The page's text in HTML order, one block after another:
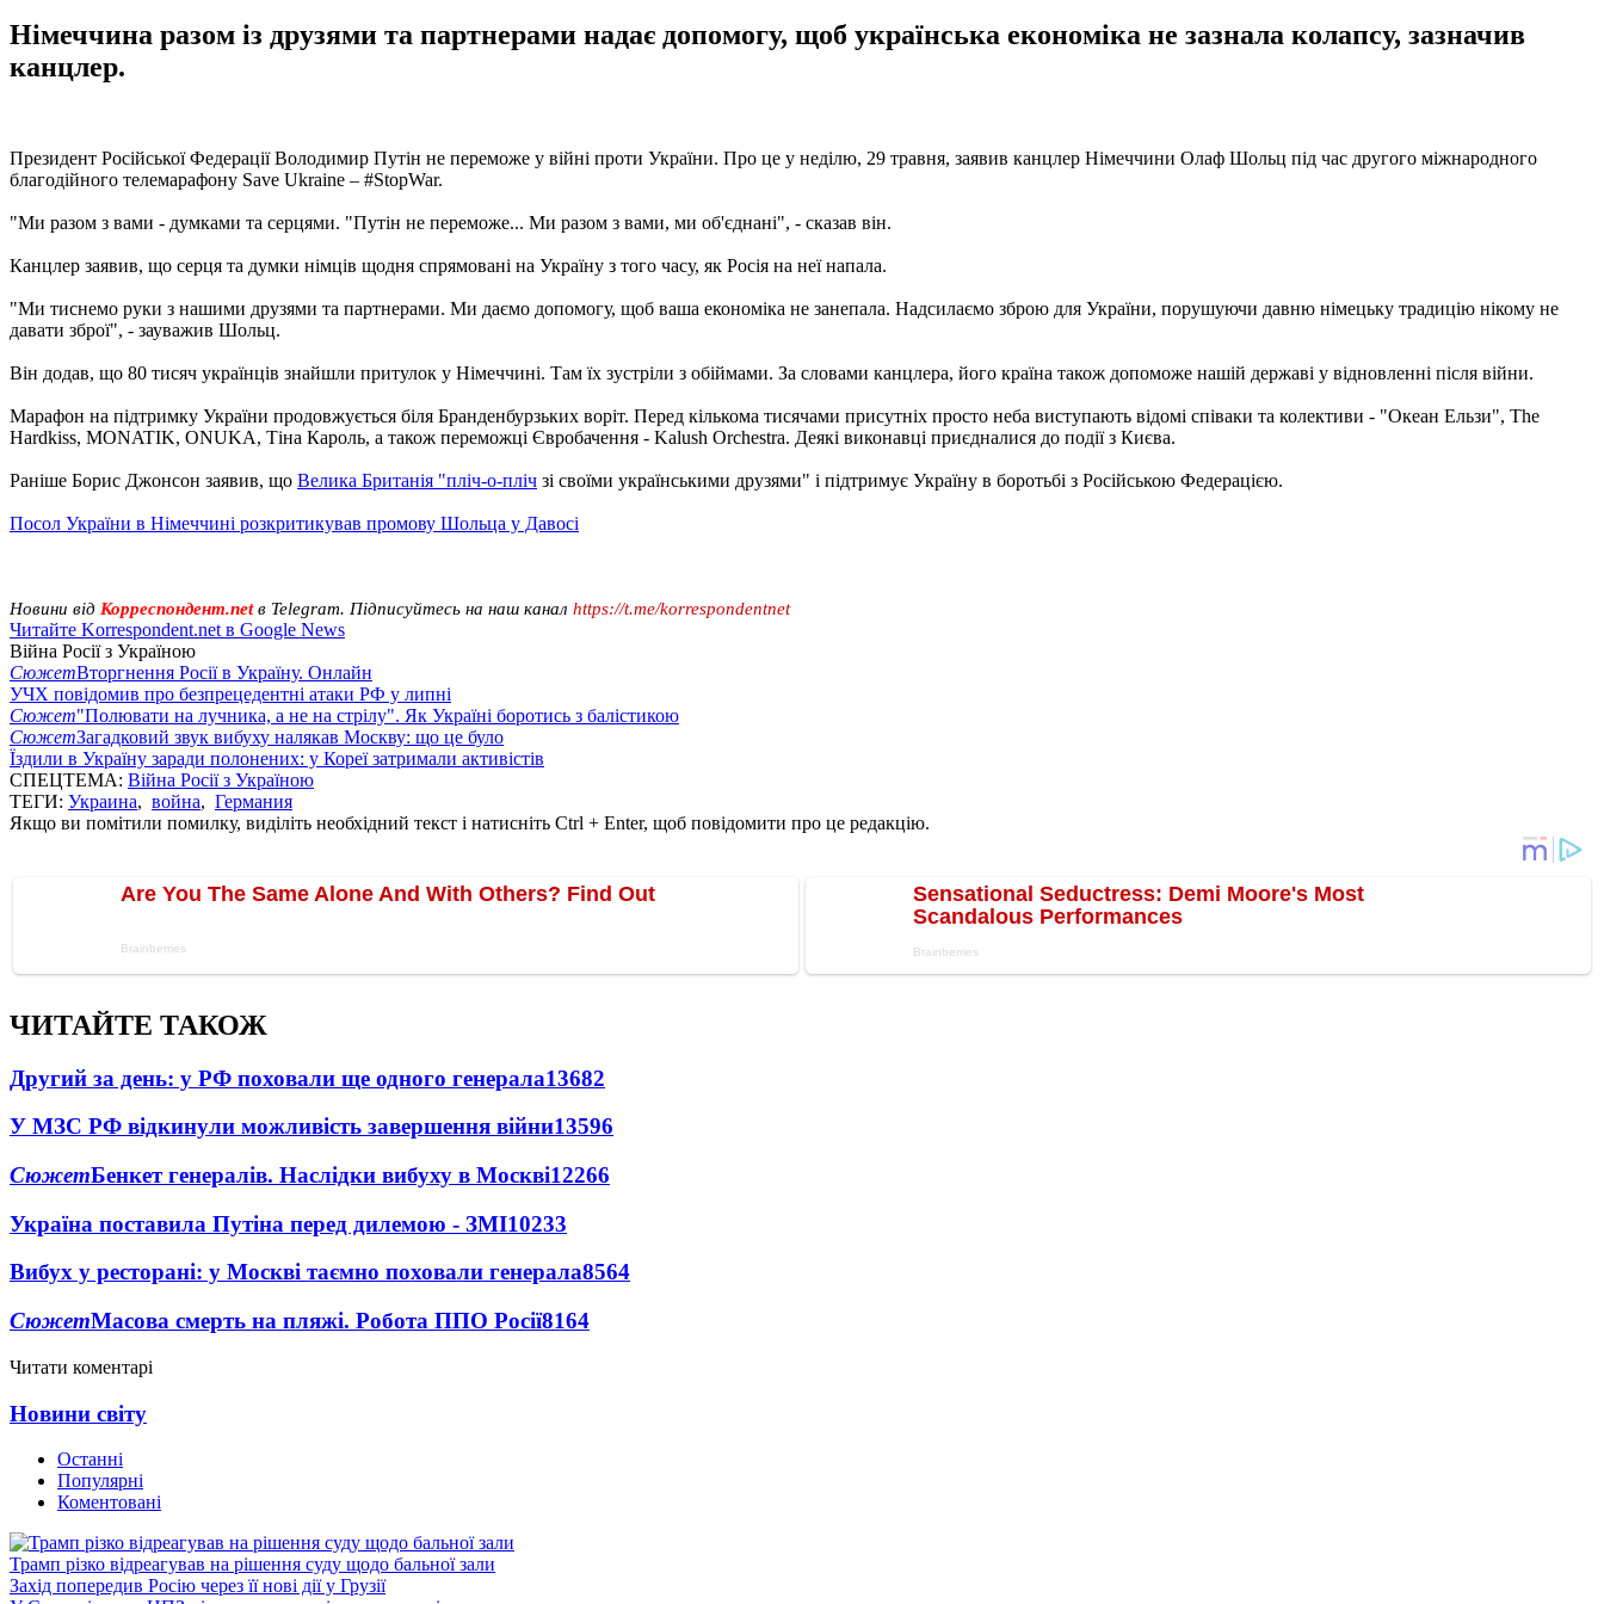
Німеччина разом із друзями та партнерами надає допомогу, щоб українська економіка не зазнала колапсу, зазначив
канцлер.
Президент Російської Федерації Володимир Путін не переможе у війні проти України. Про це у неділю, 29 травня, заявив канцлер Німеччини Олаф Шольц під час другого міжнародного
благодійного телемарафону Save Ukraine – #StopWar.
"Ми разом з вами - думками та серцями. "Путін не переможе... Ми разом з вами, ми об'єднані", - сказав він.
Канцлер заявив, що серця та думки німців щодня спрямовані на Україну з того часу, як Росія на неї напала.
"Ми тиснемо руки з нашими друзями та партнерами. Ми даємо допомогу, щоб ваша економіка не занепала. Надсилаємо зброю для України, порушуючи давню німецьку традицію нікому не
давати зброї", - зауважив Шольц.
Він додав, що 80 тисяч українців знайшли притулок у Німеччині. Там їх зустріли з обіймами. За словами канцлера, його країна також допоможе нашій державі у відновленні після війни.
Марафон на підтримку України продовжується біля Бранденбурзьких воріт. Перед кількома тисячами присутніх просто неба виступають відомі співаки та колективи - "Океан Ельзи", The
Hardkiss, MONATIK, ONUKA, Тіна Кароль, а також переможці Євробачення - Kalush Orchestra. Деякі виконавці приєдналися до події з Києва.
Раніше Борис Джонсон заявив, що Велика Британія "пліч-о-пліч зі своїми українськими друзями" і підтримує Україну в боротьбі з Російською Федерацією.
Посол України в Німеччині розкритикував промову Шольца у Давосі
Новини від Корреспондент.netв Telegram. Підписуйтесь на наш канал https://t.me/korrespondentnet
Читайте Korrespondent.net в Google News
Війна Росії з Україною
СюжетВторгнення Росії в Україну. Онлайн
УЧХ повідомив про безпрецедентні атаки РФ у липні
Сюжет"Полювати на лучника, а не на стрілу". Як Україні боротись з балістикою
СюжетЗагадковий звук вибуху налякав Москву: що це було
Їздили в Україну заради полонених: у Кореї затримали активістів
СПЕЦТЕМА: Війна Росії з Україною
ТЕГИ: Украина, война, Германия
Якщо ви помітили помилку, виділіть необхідний текст і натисніть Ctrl + Enter, щоб повідомити про це редакцію.
ЧИТАЙТЕ ТАКОЖ
Другий за день: у РФ поховали ще одного генерала13682
У МЗС РФ відкинули можливість завершення війни13596
СюжетБенкет генералів. Наслідки вибуху в Москві12266
Україна поставила Путіна перед дилемою - ЗМІ10233
Вибух у ресторані: у Москві таємно поховали генерала8564
СюжетМасова смерть на пляжі. Робота ППО Росії8164
Читати коментарі
Новини світу
Останні
Популярні
Коментовані
Трамп різко відреагував на рішення суду щодо бальної зали
Захід попередив Росію через її нові дії у Грузії